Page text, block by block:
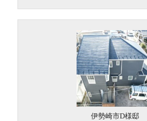
伊勢崎市D様邸